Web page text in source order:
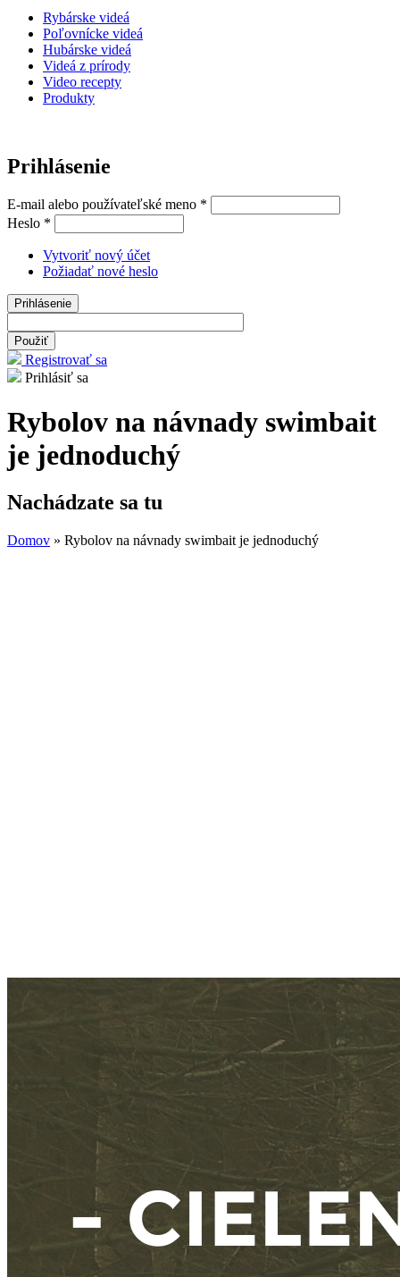
Rybárske videá
Poľovnícke videá
Hubárske videá
Videá z prírody
Video recepty
Produkty
Prihlásenie
E-mail alebo používateľské meno *
Heslo *
Vytvoriť nový účet
Požiadať nové heslo
Registrovať sa
Prihlásiť sa
Rybolov na návnady swimbait
je jednoduchý
Nachádzate sa tu
Domov » Rybolov na návnady swimbait je jednoduchý